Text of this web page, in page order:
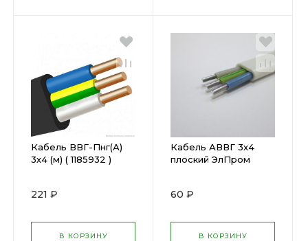
Кабель ВВГ-Пнг(А)
3х4 (м) ( 1185932 )
221 ₽
В КОРЗИНУ
Кабель АВВГ 3х4
плоский ЭлПром
60 ₽
В КОРЗИНУ